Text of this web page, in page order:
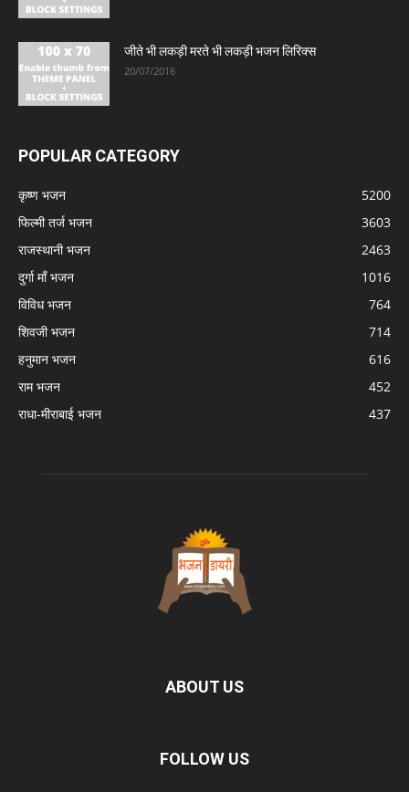
जीते भी लकड़ी मरते भी लकड़ी भजन लिरिक्स
20/07/2016
POPULAR CATEGORY
कृष्ण भजन
5200
फिल्मी तर्ज भजन
3603
राजस्थानी भजन
2463
दुर्गा माँ भजन
1016
विविध भजन
764
शिवजी भजन
714
हनुमान भजन
616
राम भजन
452
राधा-मीराबाई भजन
437
ABOUT US
FOLLOW US